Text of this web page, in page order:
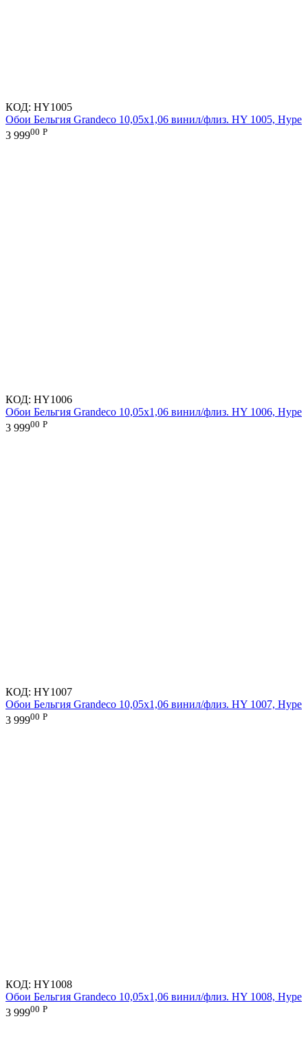
КОД: HY1005
Обои Бельгия Grandeco 10,05х1,06 винил/флиз. HY 1005, Hype
3 99900 Р
КОД: HY1006
Обои Бельгия Grandeco 10,05х1,06 винил/флиз. HY 1006, Hype
3 99900 Р
КОД: HY1007
Обои Бельгия Grandeco 10,05х1,06 винил/флиз. HY 1007, Hype
3 99900 Р
КОД: HY1008
Обои Бельгия Grandeco 10,05х1,06 винил/флиз. HY 1008, Hype
3 99900 Р